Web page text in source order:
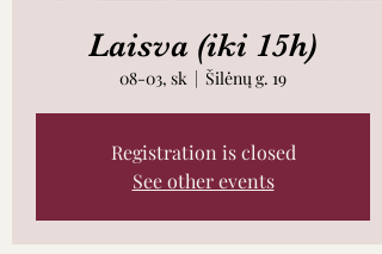
Laisva (iki 15h)
08-03, sk
  |
Šilėnų g. 19
Registration is closed
See other events